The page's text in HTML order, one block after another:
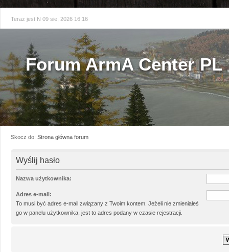
Teraz jest N 09 sie, 2026 16:16
Forum ArmA Center PL
Skocz do: Strona główna forum
Wyślij hasło
Nazwa użytkownika:
Adres e-mail:
To musi być adres e-mail związany z Twoim kontem. Jeżeli nie zmieniałeś
go w panelu użytkownika, jest to adres podany w czasie rejestracji.